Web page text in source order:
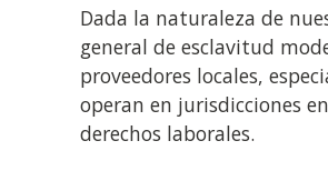
Dada la naturaleza de
general de esclavitud
proveedores locales,
operan en jurisdicciones
derechos laborales.